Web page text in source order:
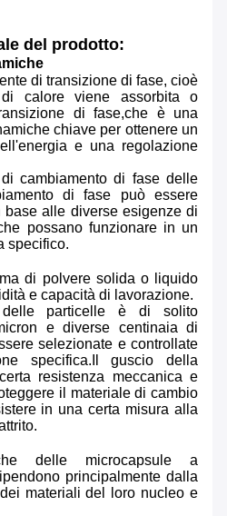
del prodotto:
di transizione di fase, cioè
calore viene assorbita o
di fase,che è una
chiave per ottenere un
e una regolazione
di cambiamento di fase delle
di fase può essere
base alle diverse esigenze di
possano funzionare in un
specifico.
di polvere solida o liquido
e capacità di lavorazione.
particelle è di solito
e diverse centinaia di
selezionate e controllate
specifica.Il guscio della
resistenza meccanica e
il materiale di cambio
in una certa misura alla
delle microcapsule a
principalmente dalla
materiali del loro nucleo e